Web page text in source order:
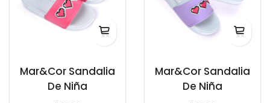
Mar&Cor Sandalia
De Niña
Mar&Cor Sandalia
De Niña